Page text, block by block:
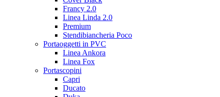
Francy 2.0
Linea Linda 2.0
Premium
Stendibiancheria Poco
Portaoggetti in PVC
Linea Ankora
Linea Fox
Portascopini
Capri
Ducato